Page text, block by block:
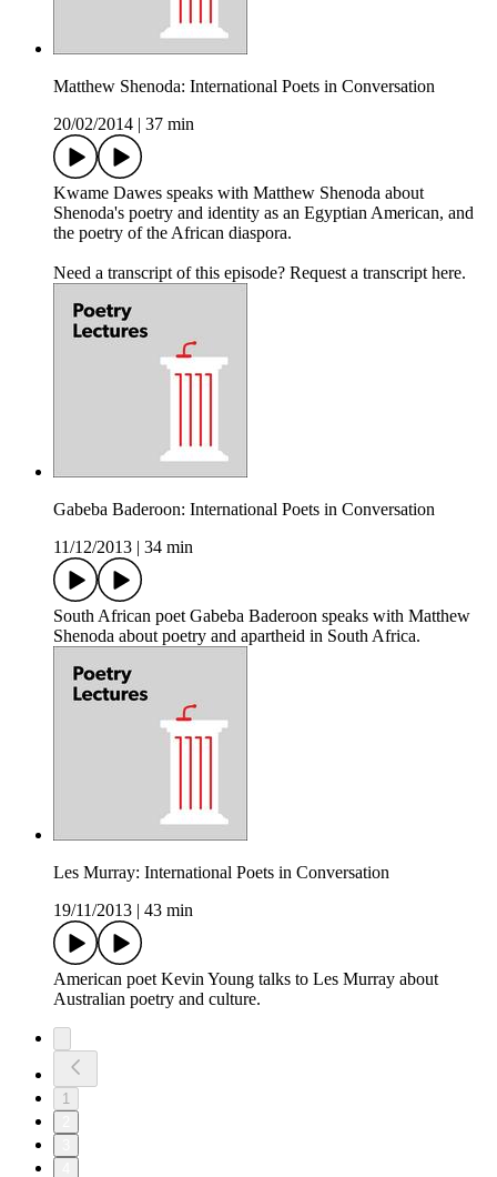
Matthew Shenoda: International Poets in Conversation
20/02/2014
37 min
Kwame Dawes speaks with Matthew Shenoda about
Shenoda's poetry and identity as an Egyptian American, and
the poetry of the African diaspora.
Need a transcript of this episode? Request a transcript here.
Gabeba Baderoon: International Poets in Conversation
11/12/2013
34 min
South African poet Gabeba Baderoon speaks with Matthew
Shenoda about poetry and apartheid in South Africa.
Les Murray: International Poets in Conversation
19/11/2013
43 min
American poet Kevin Young talks to Les Murray about
Australian poetry and culture.
1